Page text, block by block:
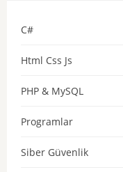
C#
Html Css Js
PHP & MySQL
Programlar
Siber Güvenlik